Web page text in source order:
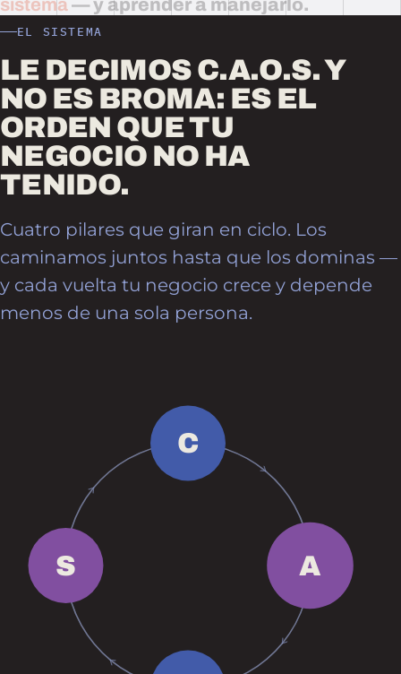
sistema— y aprender a manejarlo.
EL SISTEMA
LE DECIMOS C.A.O.S. Y
NO ES BROMA: ES EL
ORDEN QUE TU
NEGOCIO NO HA
TENIDO.
Cuatro pilares que giran en ciclo. Los
caminamos juntos hasta que los dominas —
y cada vuelta tu negocio crece y depende
menos de una sola persona.
C
A
S